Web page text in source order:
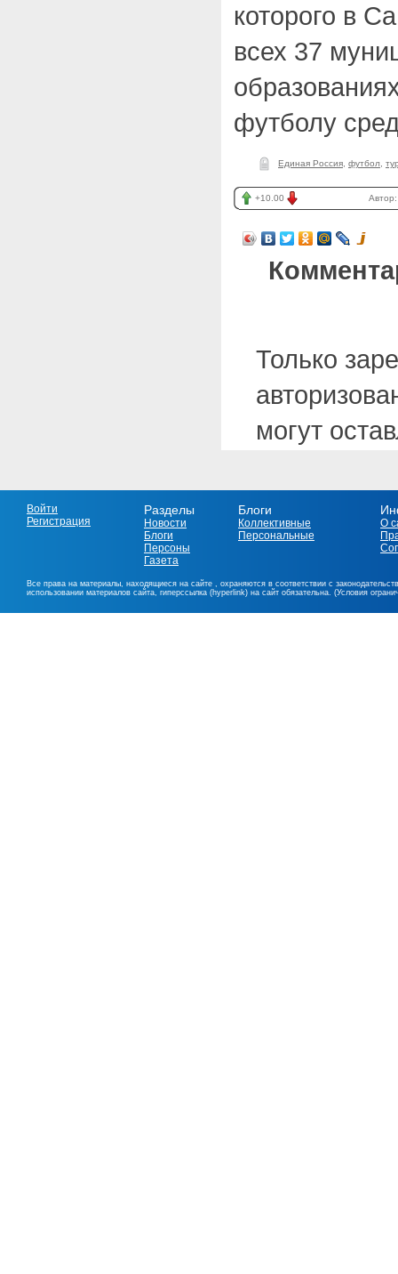
которого в
всех 37
футболу
Единая Россия футбол
+10.00
Только
могут
Войти
Регистрация
Разделы
Новости
Блоги
Персоны
Газета
Блоги
Коллективные
Персональные
О
Все права на материалы, находящиеся на сайте , охраняются в соответствии с
использовании материалов сайта, гиперссылка (hyperlink) на сайт обязательна. (Условия